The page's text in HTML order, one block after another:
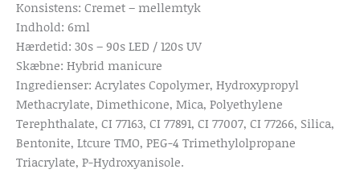
Konsistens: Cremet – mellemtyk
Indhold: 6ml
Hærdetid: 30s – 90s LED / 120s UV
Skæbne: Hybrid manicure
Ingredienser: Acrylates Copolymer, Hydroxypropyl
Methacrylate, Dimethicone, Mica, Polyethylene
Terephthalate, CI 77163, CI 77891, CI 77007, CI 77266, Silica,
Bentonite, Ltcure TMO, PEG-4 Trimethylolpropane
Triacrylate, P-Hydroxyanisole.